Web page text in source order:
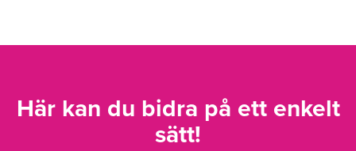
Här kan du bidra på ett enkelt
sätt!